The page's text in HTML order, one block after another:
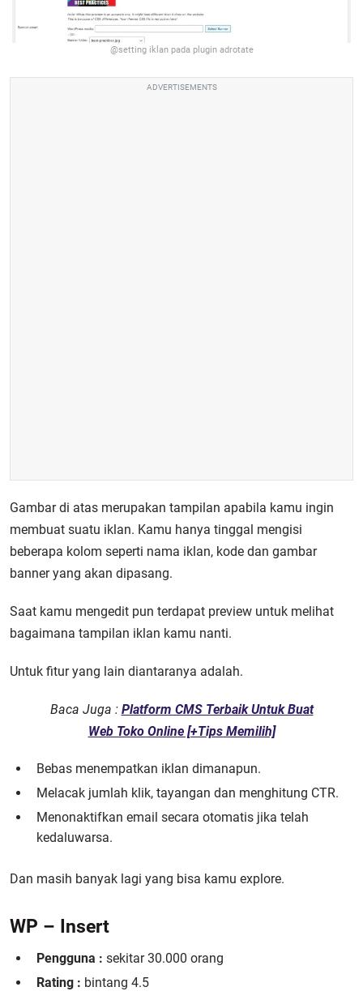
@setting iklan pada plugin adrotate
ADVERTISEMENTS
Gambar di atas merupakan tampilan apabila kamu ingin
membuat suatu iklan. Kamu hanya tinggal mengisi
beberapa kolom seperti nama iklan, kode dan gambar
banner yang akan dipasang.
Saat kamu mengedit pun terdapat preview untuk melihat
bagaimana tampilan iklan kamu nanti.
Untuk fitur yang lain diantaranya adalah.
Baca Juga : Platform CMS Terbaik Untuk Buat
Web Toko Online [+Tips Memilih]
Bebas menempatkan iklan dimanapun.
Melacak jumlah klik, tayangan dan menghitung CTR.
Menonaktifkan email secara otomatis jika telah
kedaluwarsa.
Dan masih banyak lagi yang bisa kamu explore.
WP – Insert
Pengguna : sekitar 30.000 orang
Rating : bintang 4.5